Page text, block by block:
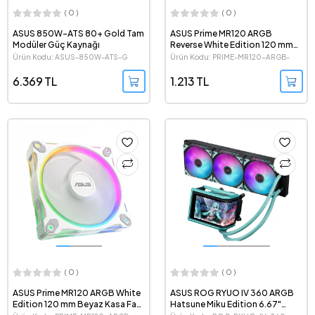
( 0 )
ASUS 850W-ATS 80+ Gold Tam
Modüler Güç Kaynağı
Ürün Kodu: ASUS-850W-ATS-G
6.369 TL
( 0 )
ASUS Prime MR120 ARGB
Reverse White Edition 120 mm
Beyaz Kasa Fanı - Tekli Paket
Ürün Kodu: PRIME-MR120-ARGB-
1.213 TL
( 0 )
ASUS Prime MR120 ARGB White
Edition 120 mm Beyaz Kasa Fanı
( 0 )
ASUS ROG RYUO IV 360 ARGB
Hatsune Miku Edition 6.67"